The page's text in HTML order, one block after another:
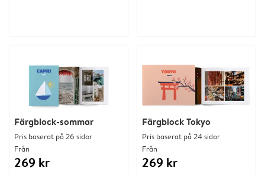
Färgblock Tokyo
Pris baserat på 24 sidor
Från
269 kr
Färgblock-sommar
Pris baserat på 26 sidor
Från
269 kr